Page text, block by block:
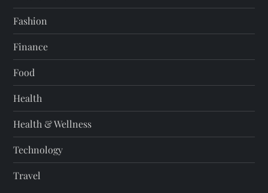
Fashion
Finance
Food
Health
Health & Wellness
Technology
Travel